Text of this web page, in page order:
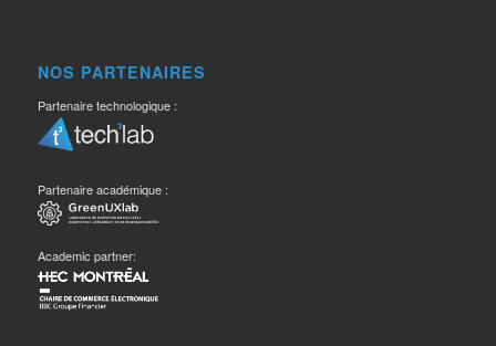
NOS PARTENAIRES
Partenaire technologique :
Partenaire académique :
Academic partner: